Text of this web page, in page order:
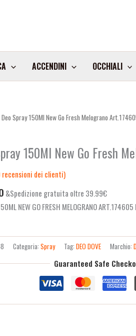
ACCENDINI OCCHIALI
Spray 150Ml New Go Fresh Melograno
150Ml New Go Fresh
recensioni dei clienti)
&Spedizione gratuita oltre 39.99€
NEW GO FRESH MELOGRANO
Categoria:Spray Tag:DEO DOVE Marchio:
Guaranteed Safe